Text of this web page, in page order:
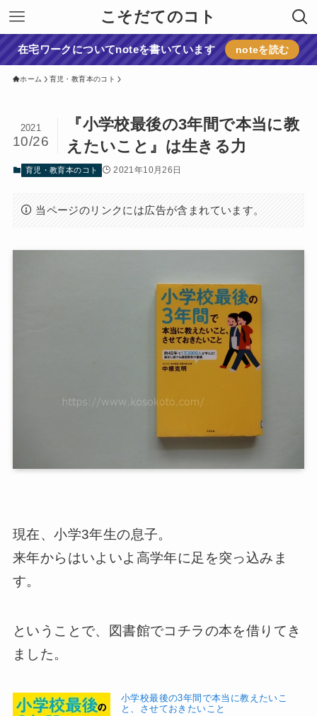
こそだてのコト
在宅ワークについてnoteを書いています noteを読む
ホーム 育児・教育本のコト
『小学校最後の3年間で本当に教
えたいこと』は生きる力
2021
10/26
育児・教育本のコト 2021年10月26日
当ページのリンクには広告が含まれています。
現在、小学3年生の息子。
来年からはいよいよ高学年に足を突っ込みま
す。
ということで、図書館でコチラの本を借りてき
ました。
小学校最後の3年間で本当に教えたいこ
と、させておきたいこと